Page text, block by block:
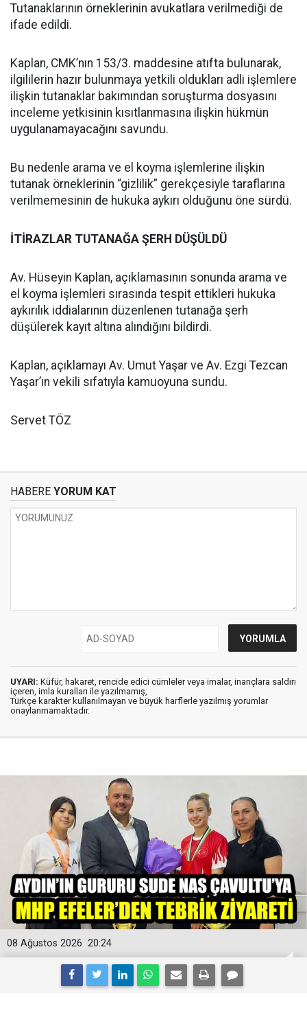
Tutanaklarının örneklerinin avukatlara verilmediği de
ifade edildi.
Kaplan, CMK’nın 153/3. maddesine atıfta bulunarak,
ilgililerin hazır bulunmaya yetkili oldukları adli işlemlere
ilişkin tutanaklar bakımından soruşturma dosyasını
inceleme yetkisinin kısıtlanmasına ilişkin hükmün
uygulanamayacağını savundu.
Bu nedenle arama ve el koyma işlemlerine ilişkin
tutanak örneklerinin “gizlilik” gerekçesiyle taraflarına
verilmemesinin de hukuka aykırı olduğunu öne sürdü.
İTİRAZLAR TUTANAĞA ŞERH DÜŞÜLDÜ
Av. Hüseyin Kaplan, açıklamasının sonunda arama ve
el koyma işlemleri sırasında tespit ettikleri hukuka
aykırılık iddialarının düzenlenen tutanağa şerh
düşülerek kayıt altına alındığını bildirdi.
Kaplan, açıklamayı Av. Umut Yaşar ve Av. Ezgi Tezcan
Yaşar’ın vekili sıfatıyla kamuoyuna sundu.
Servet TÖZ
HABERE YORUM KAT
UYARI: Küfür, hakaret, rencide edici cümleler veya imalar, inançlara saldırı
içeren, imla kuralları ile yazılmamış,
Türkçe karakter kullanılmayan ve büyük harflerle yazılmış yorumlar
onaylanmamaktadır.
20:24
08 Ağustos 2026